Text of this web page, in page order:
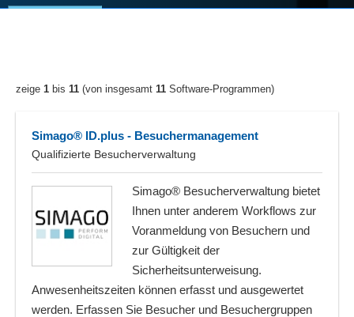
zeige 1 bis 11 (von insgesamt 11 Software-Programmen)
Simago® ID.plus - Besuchermanagement
Qualifizierte Besucherverwaltung
Simago® Besucherverwaltung bietet
Ihnen unter anderem Workflows zur
Voranmeldung von Besuchern und
zur Gültigkeit der
Sicherheitsunterweisung.
Anwesenheitszeiten können erfasst und ausgewertet
werden. Erfassen Sie Besucher und Besuchergruppen